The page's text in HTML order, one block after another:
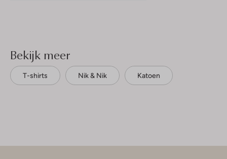
Bekijk meer
T-shirts Nik & Nik Katoen